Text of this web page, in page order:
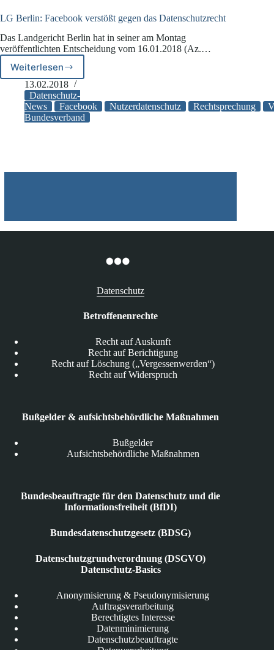
LG Berlin: Facebook verstößt gegen das Datenschutzrecht
Das Landgericht Berlin hat in seiner am Montag
veröffentlichten Entscheidung vom 16.01.2018 (Az.…
Weiterlesen
LG
Berlin:
Facebook
verstößt
gegen
13.02.2018
Datenschutz-
News
Facebook Nutzerdatenschutz Rechtsprechung
Bundesverband
Datenschutz
Betroffenenrechte
Recht auf Auskunft
Recht auf Berichtigung
Recht auf Löschung („Vergessenwerden“)
Recht auf Widerspruch
Bußgelder & aufsichtsbehördliche Maßnahmen
Bußgelder
Aufsichtsbehördliche Maßnahmen
Bundesbeauftragte für den Datenschutz und die
Informationsfreiheit (BfDI)
Bundesdatenschutzgesetz (BDSG)
Datenschutzgrundverordnung (DSGVO)
Datenschutz-Basics
Anonymisierung & Pseudonymisierung
Auftragsverarbeitung
Berechtigtes Interesse
Datenminimierung
Datenschutzbeauftragte